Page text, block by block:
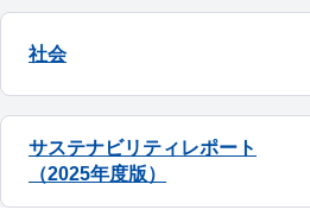
社会
サステナビリティレポート
（2025年度版）